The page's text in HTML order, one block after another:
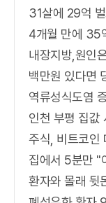
내장지방,원인
인천 부평 집값
주식, 비트코인
환자와 몰래 뒷